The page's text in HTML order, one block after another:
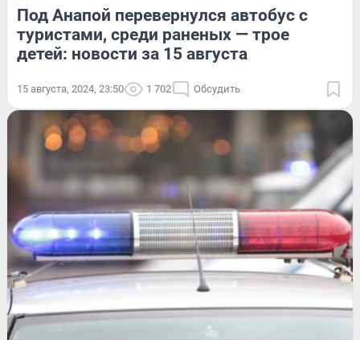
Под Анапой перевернулся автобус с
туристами, среди раненых — трое
детей: новости за 15 августа
15 августа, 2024, 23:50 1 702 Обсудить